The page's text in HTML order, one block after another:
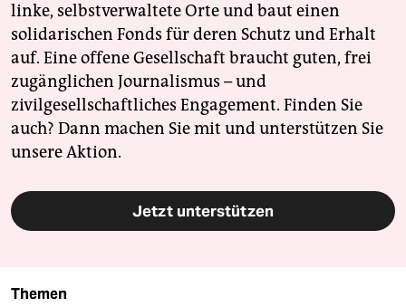
linke, selbstverwaltete Orte und baut einen
solidarischen Fonds für deren Schutz und Erhalt
auf. Eine offene Gesellschaft braucht guten, frei
zugänglichen Journalismus – und
zivilgesellschaftliches Engagement. Finden Sie
auch? Dann machen Sie mit und unterstützen Sie
unsere Aktion.
Jetzt unterstützen
Themen